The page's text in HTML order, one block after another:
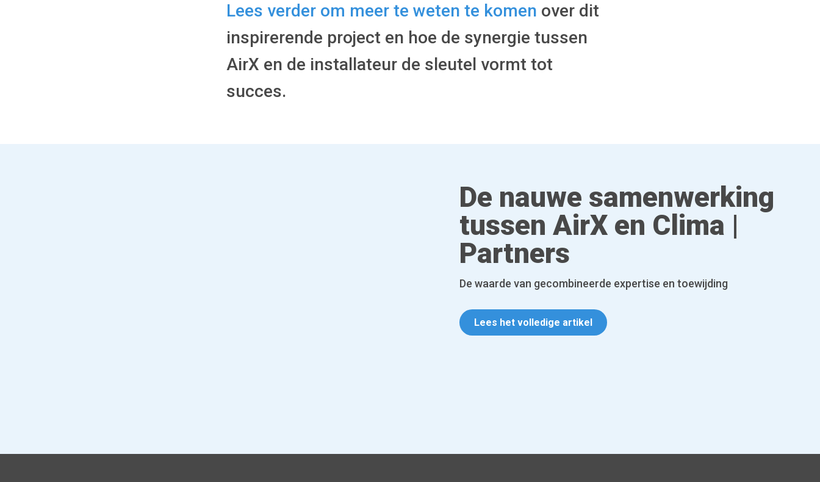
Lees verder om meer te weten te komen over dit
inspirerende project en hoe de synergie tussen
AirX en de installateur de sleutel vormt tot
succes.
De nauwe samenwerking
tussen AirX en Clima |
Partners
De waarde van gecombineerde expertise en toewijding
Lees het volledige artikel